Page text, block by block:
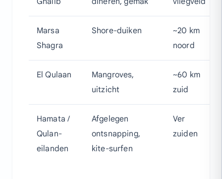
Marsa
Shagra
Shore-duiken
~20 km
noord
El Qulaan
Mangroves,
uitzicht
~60 km
zuid
Hamata /
Qulan-
eilanden
Afgelegen
ontsnapping,
kite-surfen
Ver
zuiden